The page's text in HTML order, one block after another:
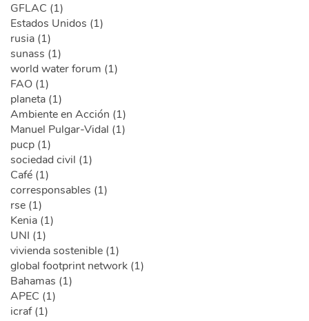
GFLAC (1)
Estados Unidos (1)
rusia (1)
sunass (1)
world water forum (1)
FAO (1)
planeta (1)
Ambiente en Acción (1)
Manuel Pulgar-Vidal (1)
pucp (1)
sociedad civil (1)
Café (1)
corresponsables (1)
rse (1)
Kenia (1)
UNI (1)
vivienda sostenible (1)
global footprint network (1)
Bahamas (1)
APEC (1)
icraf (1)